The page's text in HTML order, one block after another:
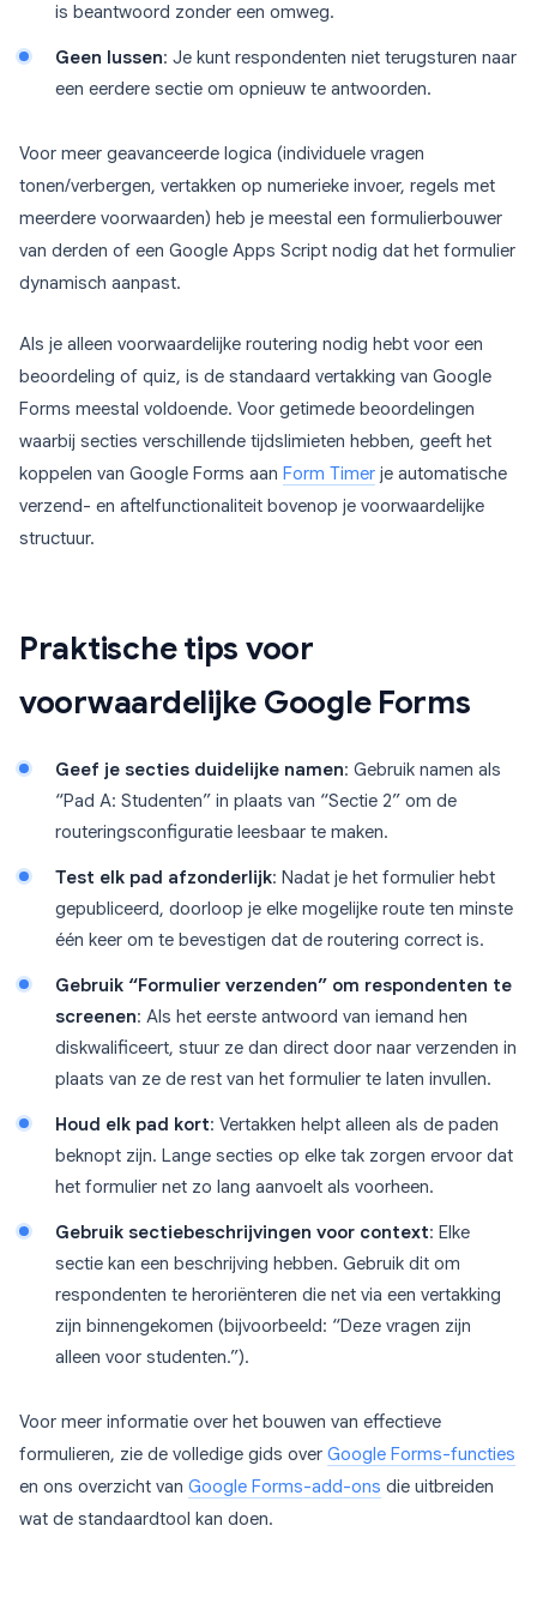
is beantwoord zonder een omweg.
Geen lussen: Je kunt respondenten niet terugsturen naar
een eerdere sectie om opnieuw te antwoorden.
Voor meer geavanceerde logica (individuele vragen
tonen/verbergen, vertakken op numerieke invoer, regels met
meerdere voorwaarden) heb je meestal een formulierbouwer
van derden of een Google Apps Script nodig dat het formulier
dynamisch aanpast.
Als je alleen voorwaardelijke routering nodig hebt voor een
beoordeling of quiz, is de standaard vertakking van Google
Forms meestal voldoende. Voor getimede beoordelingen
waarbij secties verschillende tijdslimieten hebben, geeft het
koppelen van Google Forms aan Form Timer je automatische
verzend- en aftelfunctionaliteit bovenop je voorwaardelijke
structuur.
Praktische tips voor
voorwaardelijke Google Forms
Geef je secties duidelijke namen: Gebruik namen als
“Pad A: Studenten” in plaats van “Sectie 2” om de
routeringsconfiguratie leesbaar te maken.
Test elk pad afzonderlijk: Nadat je het formulier hebt
gepubliceerd, doorloop je elke mogelijke route ten minste
één keer om te bevestigen dat de routering correct is.
Gebruik “Formulier verzenden” om respondenten te
screenen: Als het eerste antwoord van iemand hen
diskwalificeert, stuur ze dan direct door naar verzenden in
plaats van ze de rest van het formulier te laten invullen.
Houd elk pad kort: Vertakken helpt alleen als de paden
beknopt zijn. Lange secties op elke tak zorgen ervoor dat
het formulier net zo lang aanvoelt als voorheen.
Gebruik sectiebeschrijvingen voor context: Elke
sectie kan een beschrijving hebben. Gebruik dit om
respondenten te heroriënteren die net via een vertakking
zijn binnengekomen (bijvoorbeeld: “Deze vragen zijn
alleen voor studenten.”).
Voor meer informatie over het bouwen van effectieve
formulieren, zie de volledige gids over Google Forms-functies
en ons overzicht van Google Forms-add-ons die uitbreiden
wat de standaardtool kan doen.